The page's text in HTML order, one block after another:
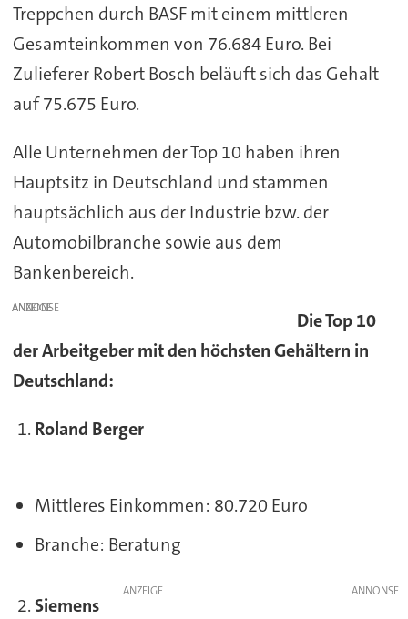
Treppchen durch BASF mit einem mittleren
Gesamteinkommen von 76.684 Euro. Bei
Zulieferer Robert Bosch beläuft sich das Gehalt
auf 75.675 Euro.
Alle Unternehmen der Top 10 haben ihren
Hauptsitz in Deutschland und stammen
hauptsächlich aus der Industrie bzw. der
Automobilbranche sowie aus dem
Bankenbereich.
ANZEIGE
Die Top 10
der Arbeitgeber mit den höchsten Gehältern in
Deutschland:
Roland Berger
Mittleres Einkommen: 80.720 Euro
Branche: Beratung
ANZEIGE
Siemens